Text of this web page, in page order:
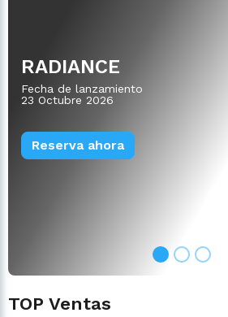
RADIANCE
Fecha de lanzamiento
23 Octubre 2026
Reserva ahora
TOP Ventas